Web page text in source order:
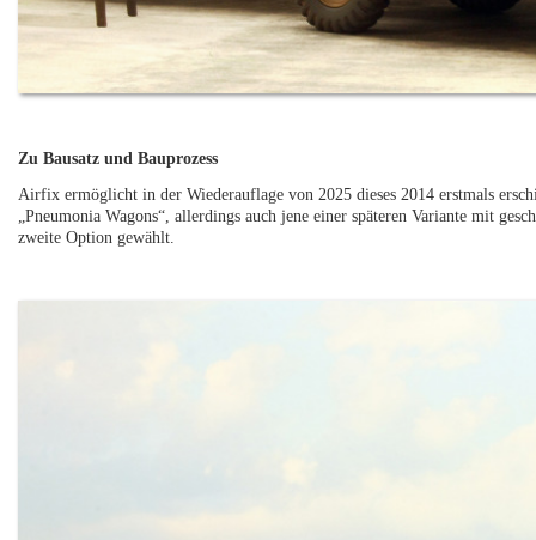
Zu Bausatz und Bauprozess
Airfix ermöglicht in der Wiederauflage von 2025 dieses 2014 erstmals
„Pneumonia Wagons“, allerdings auch jene einer späteren Variante mit
zweite Option gewählt.